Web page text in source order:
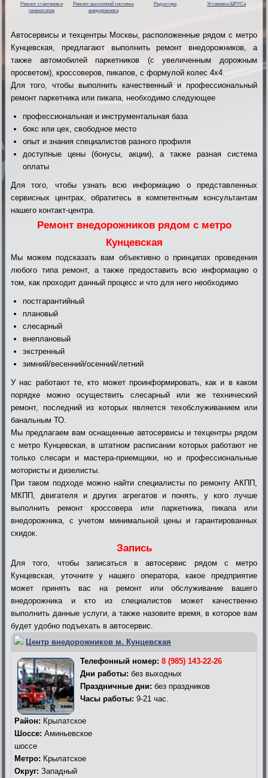
Ремонт стартеров и
генераторов
Ремонт выхлопной системы
внедорожника
Редуктора Установка ШРУСа
Автосервисы и техцентры Москвы, расположенные рядом с метро
Кунцевская, предлагают выполнить ремонт внедорожников, а
также автомобилей паркетников (с увеличенным дорожным
просветом), кроссоверов, пикапов, с формулой колес 4х4.
Для того, чтобы выполнить качественный и профессиональный
ремонт паркетника или пикапа, необходимо следующее
профессиональная и инструментальная база
бокс или цех, свободное место
опыт и знания специалистов разного профиля
доступные цены (бонусы, акции), а также разная система
оплаты
Для того, чтобы узнать всю информацию о представленных
сервисных центрах, обратитесь в компетентным консультантам
нашего контакт-центра.
Ремонт внедорожников рядом с метро
Кунцевская
Мы можем подсказать вам объективно о принципах проведения
любого типа ремонт, а также предоставить всю информацию о
том, как проходит данный процесс и что для него необходимо
постгарантийный
плановый
слесарный
внеплановый
экстренный
зимний/весенний/осенний/летний
У нас работают те, кто может проинформировать, как и в каком
порядке можно осуществить слесарный или же технический
ремонт, последний из которых является техобслуживанием или
банальным ТО.
Мы предлагаем вам оснащенные автосервисы и техцентры рядом
с метро Кунцевская, в штатном расписании которых работают не
только слесари и мастера-приемщики, но и профессиональные
мотористы и дизелисты.
При таком подходе можно найти специалисты по ремонту АКПП,
МКПП, двигателя и других агрегатов и понять, у кого лучше
выполнить ремонт кроссовера или паркетника, пикапа или
внедорожника, с учетом минимальной цены и гарантированных
скидок.
Запись
Для того, чтобы записаться в автосервис рядом с метро
Кунцевская, уточните у нашего оператора, какое предприятие
может принять вас на ремонт или обслуживание вашего
внедорожника и кто из специалистов может качественно
выполнить данные услуги, а также назовите время, в которое вам
будет удобно подъехать в автосервис.
Центр внедорожников м. Кунцевская
Телефонный номер: 8 (985) 143-22-26
Дни работы: без выходных
Праздничные дни: без праздников
Часы работы: 9-21 час.
Район: Крылатское
Шоссе: Аминьевское
шоссе
Метро: Крылатское
Округ: Западный